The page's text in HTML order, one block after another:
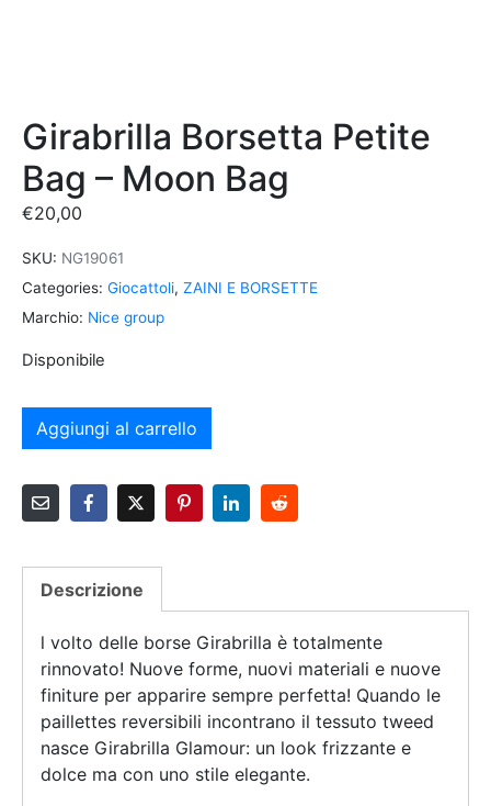
Girabrilla Borsetta Petite
Bag – Moon Bag
€20,00
SKU: NG19061
Categories: Giocattoli, ZAINI E BORSETTE
Marchio: Nice group
Disponibile
Aggiungi al carrello
Descrizione
l volto delle borse Girabrilla è totalmente
rinnovato! Nuove forme, nuovi materiali e nuove
finiture per apparire sempre perfetta! Quando le
paillettes reversibili incontrano il tessuto tweed
nasce Girabrilla Glamour: un look frizzante e
dolce ma con uno stile elegante.